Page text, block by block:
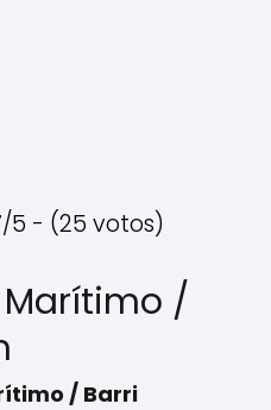
5 - (25 votos)
Marítimo /
/ Barri